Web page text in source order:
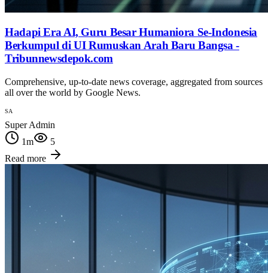
Hadapi Era AI, Guru Besar Humaniora Se-Indonesia
Berkumpul di UI Rumuskan Arah Baru Bangsa -
Tribunnewsdepok.com
Comprehensive, up-to-date news coverage, aggregated from sources
all over the world by Google News.
SA
Super Admin
1m
5
Read more